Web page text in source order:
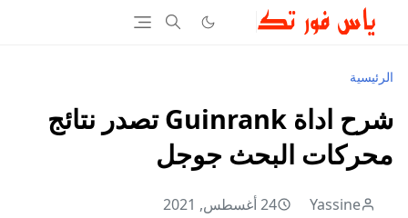
الرئيسية
شرح اداة Guinrank تصدر نتائج
محركات البحث جوجل
Yassine 24 أغسطس, 2021